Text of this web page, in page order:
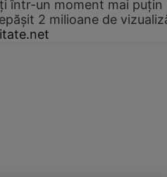
într-un moment mai puțin
2 milioane de